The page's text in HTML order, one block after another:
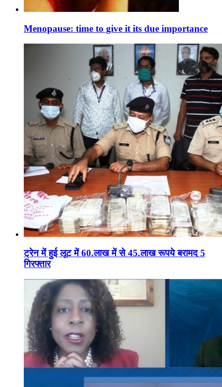
Menopause: time to give it its due importance
ट्रेन में हुई लूट में 60.लाख में से 45.लाख रूपये बरामद 5
गिरफ्तार